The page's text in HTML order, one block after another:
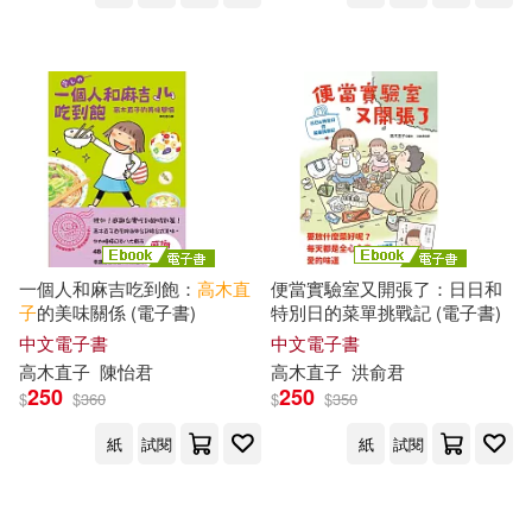
一個人和麻吉吃到飽： 高木直
子的美味關係 (電子書)
中文電子書
高木直子 陳怡君
$250 $360
紙
試閱
便當實驗室又開張了：日日和
特別日的菜單挑戰記 (電子書)
中文電子書
高木直子 洪俞君
$250 $350
紙
試閱